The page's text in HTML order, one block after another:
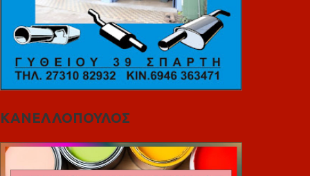
ΚΑΝΕΛΛΟΠΟΥΛΟΣ